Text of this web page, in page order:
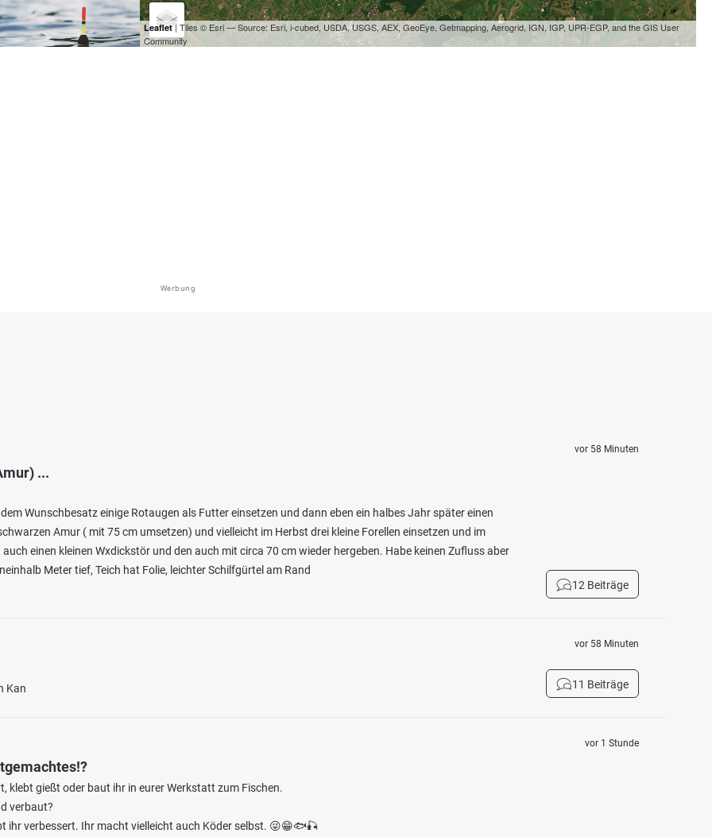
Brachse, Flussbarsch, Aal, Karpfen,
Leaflet| Tiles © Esri — Source: Esri, i-cubed, USDA, USGS, AEX, GeoEye, Getmapping, Aerogrid, IGN, IGP, UPR-EGP, and the GIS User
Community
Werbung
...
Wunschbesatz einige Rotaugen als Futter einsetzen und dann eben ein halbes Jahr später einen
Amur ( mit 75 cm umsetzen) und vielleicht im Herbst drei kleine Forellen einsetzen und im
einen kleinen Wxdickstör und den auch mit circa 70 cm wieder hergeben. Habe keinen Zufluss aber
Meter tief, Teich hat Folie, leichter Schilfgürtel am Rand
vor 58 Minuten
12 Beiträge
Kan
vor 58 Minuten
11 Beiträge
klebt gießt oder baut ihr in eurer Werkstatt zum Fischen.
verbaut?
ihr verbessert. Ihr macht vielleicht auch Köder selbst. 😜😁🐟🎣
vor 1 Stunde